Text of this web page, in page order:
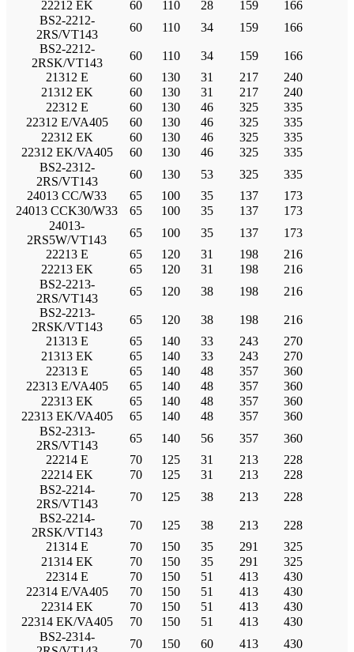
22212 EK
60 110 28 159
166
BS2-2212-
2RS/VT143
60 110 34 159
166
BS2-2212-
2RSK/VT143
60 110 34 159
166
21312 E
60 130 31 217
240
21312 EK
60 130 31 217
240
22312 E
60 130 46 325
335
22312 E/VA405
60 130 46 325
335
22312 EK
60 130 46 325
335
22312 EK/VA405
60 130 46 325
335
BS2-2312-
2RS/VT143
60 130 53 325
335
24013 CC/W33
65 100 35 137
173
24013 CCK30/W33
65 100 35 137
173
24013-
2RS5W/VT143
65 100 35 137
173
22213 E
65 120 31 198
216
22213 EK
65 120 31 198
216
BS2-2213-
2RS/VT143
65 120 38 198
216
BS2-2213-
2RSK/VT143
65 120 38 198
216
21313 E
65 140 33 243
270
21313 EK
65 140 33 243
270
22313 E
65 140 48 357
360
22313 E/VA405
65 140 48 357
360
22313 EK
65 140 48 357
360
22313 EK/VA405
65 140 48 357
360
BS2-2313-
2RS/VT143
65 140 56 357
360
22214 E
70 125 31 213
228
22214 EK
70 125 31 213
228
BS2-2214-
2RS/VT143
70 125 38 213
228
BS2-2214-
2RSK/VT143
70 125 38 213
228
21314 E
70 150 35 291
325
21314 EK
70 150 35 291
325
22314 E
70 150 51 413
430
22314 E/VA405
70 150 51 413
430
22314 EK
70 150 51 413
430
22314 EK/VA405
70 150 51 413
430
BS2-2314-
70 150 60 413
430